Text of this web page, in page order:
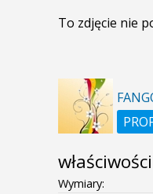
To zdjęcie nie
Wymiary: